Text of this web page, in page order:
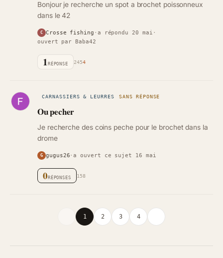
Bonjour je recherche un spot a brochet poissonneux
dans le 42
C Crosse fishing · a répondu 20 mai ·
ouvert par Baba42
1 RÉPONSE 2454
CARNASSIERS & LEURRES SANS RÉPONSE
Ou pecher
Je recherche des coins peche pour le brochet dans la
drome
G gugus26·a ouvert ce sujet 16 mai
0 RÉPONSES 158
1 2 3 4